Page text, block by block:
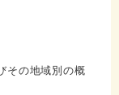
その地域別の概